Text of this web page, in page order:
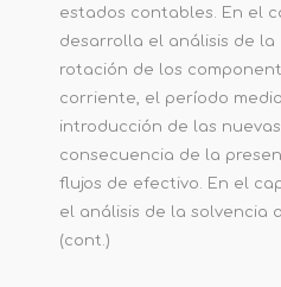
estados contables. En el
desarrolla el análisis de
rotación de los
corriente, el período
introducción de las
consecuencia de la
flujos de efectivo. En el
el análisis de la solvencia
(cont.)